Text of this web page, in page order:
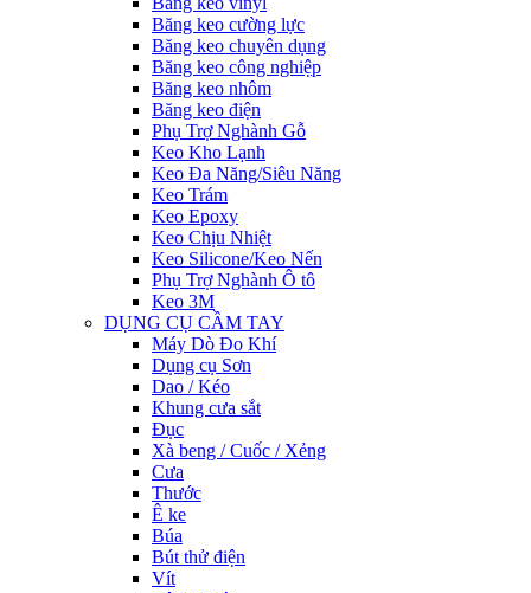
Băng keo cường lực
Băng keo chuyên dụng
Băng keo công nghiệp
Băng keo nhôm
Băng keo điện
Phụ Trợ Nghành Gỗ
Keo Kho Lạnh
Keo Đa Năng/Siêu Năng
Keo Trám
Keo Epoxy
Keo Chịu Nhiệt
Keo Silicone/Keo Nến
Phụ Trợ Nghành Ô tô
Keo 3M
DỤNG CỤ CẦM TAY
Máy Dò Đo Khí
Dụng cụ Sơn
Dao / Kéo
Khung cưa sắt
Đục
Xà beng / Cuốc / Xẻng
Cưa
Thước
Ê ke
Búa
Bút thử điện
Vít